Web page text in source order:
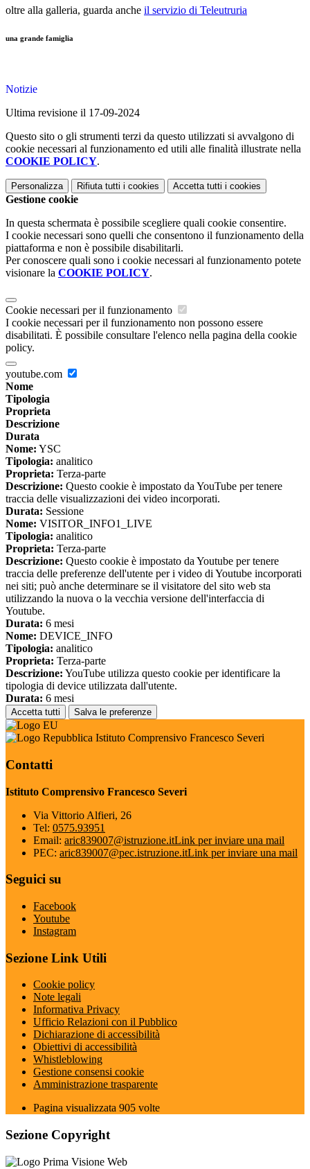
oltre alla galleria, guarda anche il servizio di Teleutruria
una grande famiglia
Notizie
Ultima revisione il 17-09-2024
Questo sito o gli strumenti terzi da questo utilizzati si avvalgono di
cookie necessari al funzionamento ed utili alle finalità illustrate nella
COOKIE POLICY.
Personalizza Rifiuta tutti i cookies Accetta tutti i cookies
Gestione cookie
In questa schermata è possibile scegliere quali cookie consentire.
I cookie necessari sono quelli che consentono il funzionamento della
piattaforma e non è possibile disabilitarli.
Per conoscere quali sono i cookie necessari al funzionamento potete
visionare la COOKIE POLICY.
Cookie necessari per il funzionamento
I cookie necessari per il funzionamento non possono essere
disabilitati. È possibile consultare l'elenco nella pagina della cookie
policy.
youtube.com
Nome
Tipologia
Proprieta
Descrizione
Durata
Nome: YSC
Tipologia: analitico
Proprieta: Terza-parte
Descrizione: Questo cookie è impostato da YouTube per tenere
traccia delle visualizzazioni dei video incorporati.
Durata: Sessione
Nome: VISITOR_INFO1_LIVE
Tipologia: analitico
Proprieta: Terza-parte
Descrizione: Questo cookie è impostato da Youtube per tenere
traccia delle preferenze dell'utente per i video di Youtube incorporati
nei siti; può anche determinare se il visitatore del sito web sta
utilizzando la nuova o la vecchia versione dell'interfaccia di
Youtube.
Durata: 6 mesi
Nome: DEVICE_INFO
Tipologia: analitico
Proprieta: Terza-parte
Descrizione: YouTube utilizza questo cookie per identificare la
tipologia di device utilizzata dall'utente.
Durata: 6 mesi
Accetta tutti Salva le preferenze
Istituto Comprensivo Francesco Severi
Contatti
Istituto Comprensivo Francesco Severi
Via Vittorio Alfieri, 26
Tel: 0575.93951
Email: aric839007@istruzione.itLink per inviare una mail
PEC: aric839007@pec.istruzione.itLink per inviare una mail
Seguici su
Facebook
Youtube
Instagram
Sezione Link Utili
Cookie policy
Note legali
Informativa Privacy
Ufficio Relazioni con il Pubblico
Dichiarazione di accessibilità
Obiettivi di accessibilità
Whistleblowing
Gestione consensi cookie
Amministrazione trasparente
Pagina visualizzata 905 volte
Sezione Copyright